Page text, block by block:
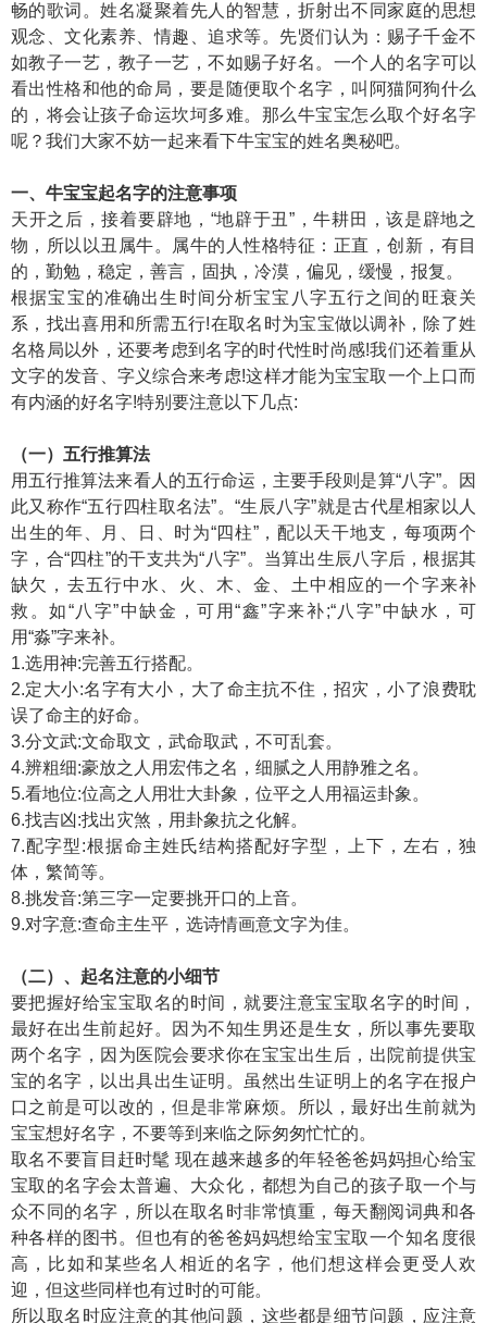
畅的歌词。姓名凝聚着先人的智慧，折射出不同家庭的思想
观念、文化素养、情趣、追求等。先贤们认为：赐子千金不
如教子一艺，教子一艺，不如赐子好名。一个人的名字可以
看出性格和他的命局，要是随便取个名字，叫阿猫阿狗什么
的，将会让孩子命运坎坷多难。那么牛宝宝怎么取个好名字
呢？我们大家不妨一起来看下牛宝宝的姓名奥秘吧。
一、牛宝宝起名字的注意事项
天开之后，接着要辟地，“地辟于丑”，牛耕田，该是辟地之
物，所以以丑属牛。属牛的人性格特征：正直，创新，有目
的，勤勉，稳定，善言，固执，冷漠，偏见，缓慢，报复。
根据宝宝的准确出生时间分析宝宝八字五行之间的旺衰关
系，找出喜用和所需五行!在取名时为宝宝做以调补，除了姓
名格局以外，还要考虑到名字的时代性时尚感!我们还着重从
文字的发音、字义综合来考虑!这样才能为宝宝取一个上口而
有内涵的好名字!特别要注意以下几点:
（一）五行推算法
用五行推算法来看人的五行命运，主要手段则是算“八字”。因
此又称作“五行四柱取名法”。“生辰八字”就是古代星相家以人
出生的年、月、日、时为“四柱”，配以天干地支，每项两个
字，合“四柱”的干支共为“八字”。当算出生辰八字后，根据其
缺欠，去五行中水、火、木、金、土中相应的一个字来补
救。如“八字”中缺金，可用“鑫”字来补;“八字”中缺水，可
用“淼”字来补。
1.选用神:完善五行搭配。
2.定大小:名字有大小，大了命主抗不住，招灾，小了浪费耽
误了命主的好命。
3.分文武:文命取文，武命取武，不可乱套。
4.辨粗细:豪放之人用宏伟之名，细腻之人用静雅之名。
5.看地位:位高之人用壮大卦象，位平之人用福运卦象。
6.找吉凶:找出灾煞，用卦象抗之化解。
7.配字型:根据命主姓氏结构搭配好字型，上下，左右，独
体，繁简等。
8.挑发音:第三字一定要挑开口的上音。
9.对字意:查命主生平，选诗情画意文字为佳。
（二）、起名注意的小细节
要把握好给宝宝取名的时间，就要注意宝宝取名字的时间，
最好在出生前起好。因为不知生男还是生女，所以事先要取
两个名字，因为医院会要求你在宝宝出生后，出院前提供宝
宝的名字，以出具出生证明。虽然出生证明上的名字在报户
口之前是可以改的，但是非常麻烦。所以，最好出生前就为
宝宝想好名字，不要等到来临之际匆匆忙忙的。
取名不要盲目赶时髦 现在越来越多的年轻爸爸妈妈担心给宝
宝取的名字会太普遍、大众化，都想为自己的孩子取一个与
众不同的名字，所以在取名时非常慎重，每天翻阅词典和各
种各样的图书。但也有的爸爸妈妈想给宝宝取一个知名度很
高，比如和某些名人相近的名字，他们想这样会更受人欢
迎，但这些同样也有过时的可能。
所以取名时应注意的其他问题，这些都是细节问题，应注意